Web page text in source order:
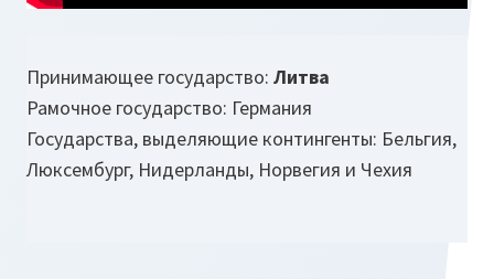
Принимающее государство: Литва
Рамочное государство: Германия
Государства, выделяющие контингенты: Бельгия,
Люксембург, Нидерланды, Норвегия и Чехия